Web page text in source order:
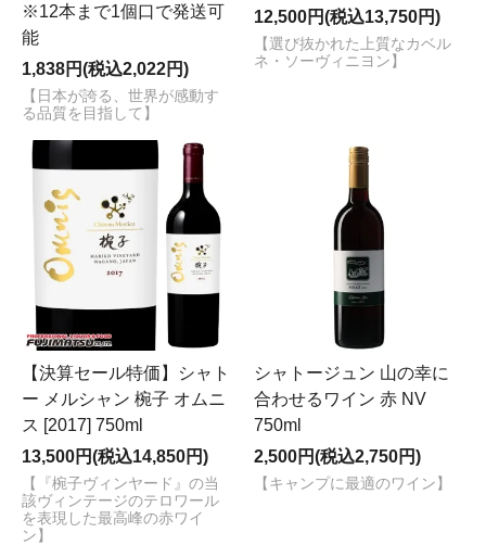
※12本まで1個口で発送可
能
1,838円(税込2,022円)
【日本が誇る、世界が感動す
る品質を目指して】
12,500円(税込13,750円)
【選び抜かれた上質なカベル
ネ・ソーヴィニヨン】
【決算セール特価】シャト
ー メルシャン 椀子 オムニ
ス [2017] 750ml
13,500円(税込14,850円)
【『椀子ヴィンヤード』の当
該ヴィンテージのテロワール
を表現した最高峰の赤ワイ
ン】
シャトージュン 山の幸に
合わせるワイン 赤 NV
750ml
2,500円(税込2,750円)
【キャンプに最適のワイン】